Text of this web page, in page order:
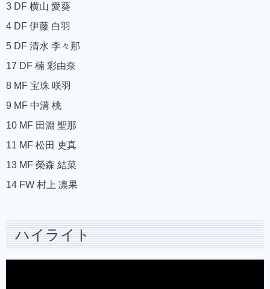
3 DF 横山 愛葵
4 DF 伊藤 白羽
5 DF 清水 李々那
17 DF 楠 彩由奈
8 MF 宝珠 咲羽
9 MF 中溝 桃
10 MF 田淵 聖那
11 MF 松田 吏真
13 MF 榮森 結菜
14 FW 村上 凛果
ハイライト